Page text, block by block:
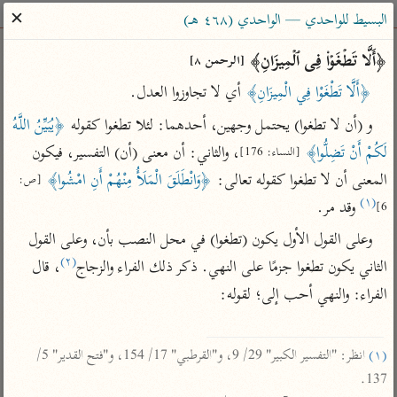
ساهم معنا في نشر القرآن والعلم الشرعي
الباحث القرآني
بحث تفسير علوم مصاحف
Type 2 or more characters for results.
Type 1 or more
characters for results.
أمّهات
تفسير الطبري
تفسير ابن كثير
تفسير القرطبي
تفسير البغوي
فتح البيان للقنوجي
فتح القدير للشوكاني
معاصرة
الميسر
المختصر في
أيسر التفاسير
البسيط للواحدي — الواحدي (٤٦٨ هـ)
✕
﴿أَلَّا تَطۡغَوۡا۟ فِی ٱلۡمِیزَانِ﴾ [الرحمن ٨]
﴿أَلَّا تَطْغَوْا فِي الْمِيزَانِ﴾ أي لا تجاوزوا العدل.
و (أن لا تطغوا) يحتمل وجهين، أحدهما: لئلا تطغوا كقوله
لَكُمْ أَنْ تَضِلُّوا﴾ [النساء: 176]
المعنى أن لا تطغوا كقوله تعالى: ﴿وَانْطَلَقَ الْمَلَأُ مِنْهُمْ أَنِ امْشُوا﴾
6] (١)
وقد مر.
الثاني يكون تطغوا جزمًا على النهي. ذكر ذلك الفراء والزجاج(٢)
الفراء: والنهي أحب إلى؛ لقوله:
(١)
137.